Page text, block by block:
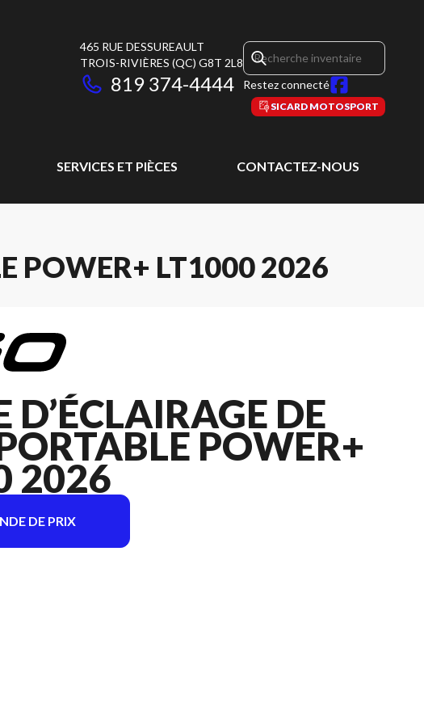
465 RUE DESSUREAULT
TROIS-RIVIÈRES (QC) G8T 2L8
819 374-4444 Restez connecté
SICARD MOTOSPORT
SERVICES ET PIÈCES CONTACTEZ-NOUS
POWER+ LT1000 2026
D’ÉCLAIRAGE DE
POWER+
2026
DE PRIX